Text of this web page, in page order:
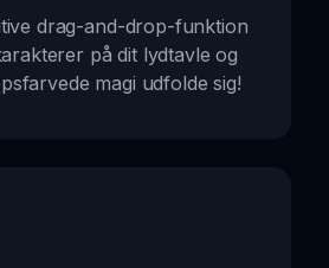
drag-and-drop-funktion
på dit lydtavle og
magi udfolde sig!